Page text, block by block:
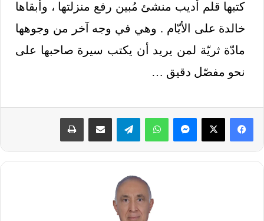
كتبها قلم أديب منشئ مُبين رفع منزلتها ، وأبقاها
خالدة على الأيّام . وهي في وجه آخر من وجوهها
مادّة ثريّة لمن يريد أن يكتب سيرة صاحبها على
نحو مفصّل دقيق …